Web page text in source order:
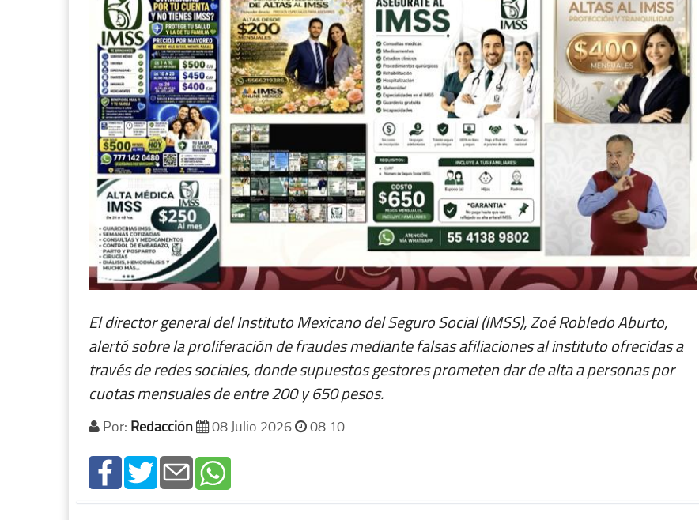
El director general del Instituto Mexicano del Seguro Social (IMSS), Zoé Robledo Aburto,
alertó sobre la proliferación de fraudes mediante falsas afiliaciones al instituto ofrecidas a
través de redes sociales, donde supuestos gestores prometen dar de alta a personas por
cuotas mensuales de entre 200 y 650 pesos.
Por: Redacción 08 Julio 2026 08 10